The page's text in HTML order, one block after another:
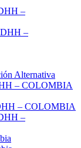
–
–
Alternativa
– COLOMBIA
– COLOMBIA
–